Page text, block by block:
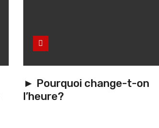
► Pourquoi change-t-on
l’heure?